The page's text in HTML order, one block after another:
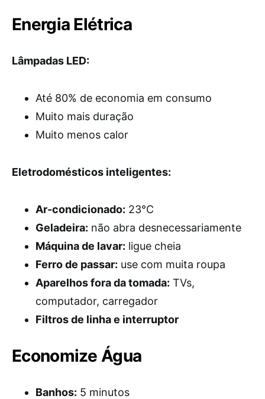
Energia Elétrica
Lâmpadas LED:
Até 80% de economia em consumo
Muito mais duração
Muito menos calor
Eletrodomésticos inteligentes:
Ar-condicionado: 23°C
Geladeira: não abra desnecessariamente
Máquina de lavar: ligue cheia
Ferro de passar: use com muita roupa
Aparelhos fora da tomada: TVs,
computador, carregador
Filtros de linha e interruptor
Economize Água
Banhos: 5 minutos